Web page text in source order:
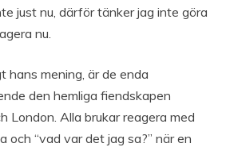
just nu, därför tänker jag inte göra
nu.
hans mening, är de enda
den hemliga fiendskapen
London. Alla brukar reagera med
och “vad var det jag sa?” när en